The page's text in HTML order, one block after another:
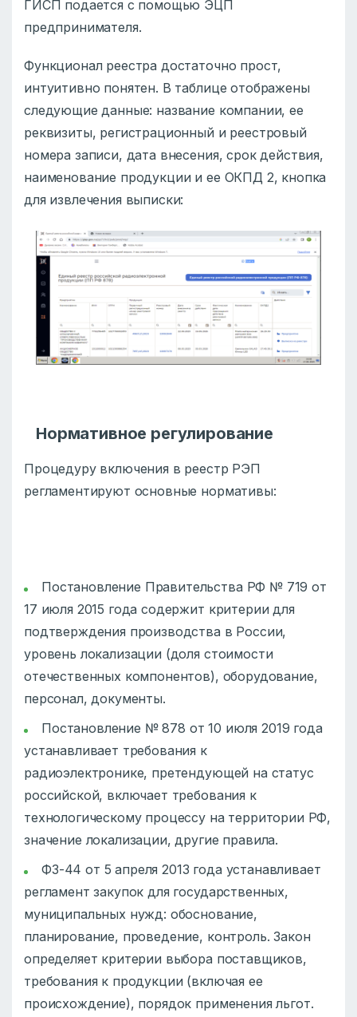
ГИСП подается с помощью ЭЦП
предпринимателя.
Функционал реестра достаточно прост,
интуитивно понятен. В таблице отображены
следующие данные: название компании, ее
реквизиты, регистрационный и реестровый
номера записи, дата внесения, срок действия,
наименование продукции и ее ОКПД 2, кнопка
для извлечения выписки:
Нормативное регулирование
Процедуру включения в реестр РЭП
регламентируют основные нормативы:
Постановление Правительства РФ № 719 от
17 июля 2015 года содержит критерии для
подтверждения производства в России,
уровень локализации (доля стоимости
отечественных компонентов), оборудование,
персонал, документы.
Постановление № 878 от 10 июля 2019 года
устанавливает требования к
радиоэлектронике, претендующей на статус
российской, включает требования к
технологическому процессу на территории РФ,
значение локализации, другие правила.
ФЗ-44 от 5 апреля 2013 года устанавливает
регламент закупок для государственных,
муниципальных нужд: обоснование,
планирование, проведение, контроль. Закон
определяет критерии выбора поставщиков,
требования к продукции (включая ее
происхождение), порядок применения льгот.